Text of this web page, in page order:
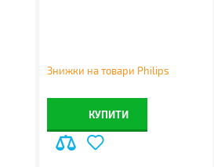
Знижки на товари Philips
КУПИТИ